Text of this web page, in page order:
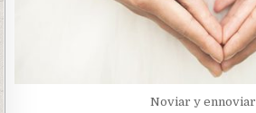
Noviar y ennoviar